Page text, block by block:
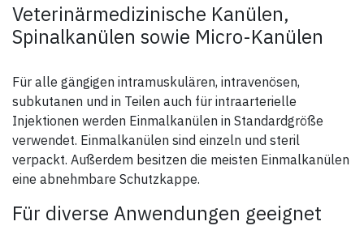
mit hoher Stabilität und
extremer Elastizität
- großzügig geformte Metall-
10 Stück
Veterinärmedizinische Kanülen,
Spinalkanülen sowie Micro-Kanülen
Für alle gängigen intramuskulären, intravenösen,
subkutanen und in Teilen auch für intraarterielle
Injektionen werden Einmalkanülen in Standardgröße
verwendet. Einmalkanülen sind einzeln und steril
verpackt. Außerdem besitzen die meisten Einmalkanülen
eine abnehmbare Schutzkappe.
Für diverse Anwendungen geeignet